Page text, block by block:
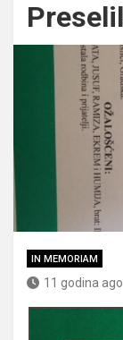
IN MEMORIAM
11 godina ago